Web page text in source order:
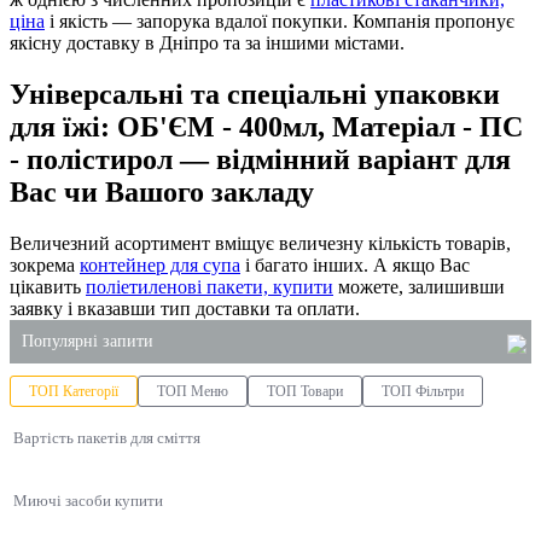
ціна і якість — запорука вдалої покупки. Компанія пропонує
якісну доставку в Дніпро та за іншими містами.
Універсальні та спеціальні упаковки
для їжі: ОБ'ЄМ - 400мл, Матеріал - ПС
- полістирол — відмінний варіант для
Вас чи Вашого закладу
Величезний асортимент вміщує величезну кількість товарів,
зокрема контейнер для супа і багато інших. А якщо Вас
цікавить поліетиленові пакети, купити можете, залишивши
заявку і вказавши тип доставки та оплати.
Популярні запити
коробки для локшини вок купити
купити крафтові пакети
засіб для миття посуду 5 літрів купити
ТОП Категорії ТОП Меню ТОП Товари ТОП Фільтри
Вартість пакетів для сміття
Миючі засоби купити